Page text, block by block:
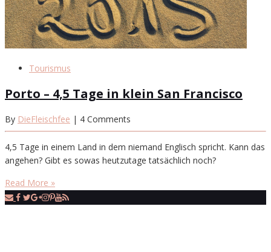
Tourismus
Porto – 4,5 Tage in klein San Francisco
By DieFleischfee | 4 Comments
4,5 Tage in einem Land in dem niemand Englisch spricht. Kann das
angehen? Gibt es sowas heutzutage tatsächlich noch?
Read More »